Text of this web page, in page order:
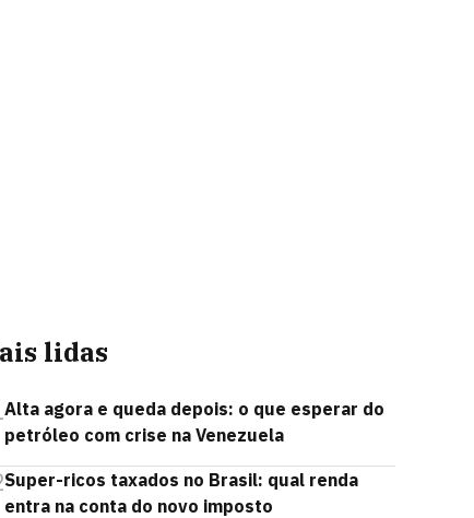
lidas
Alta agora e queda depois: o que esperar do
petróleo com crise na Venezuela
Super-ricos taxados no Brasil: qual renda
entra na conta do novo imposto